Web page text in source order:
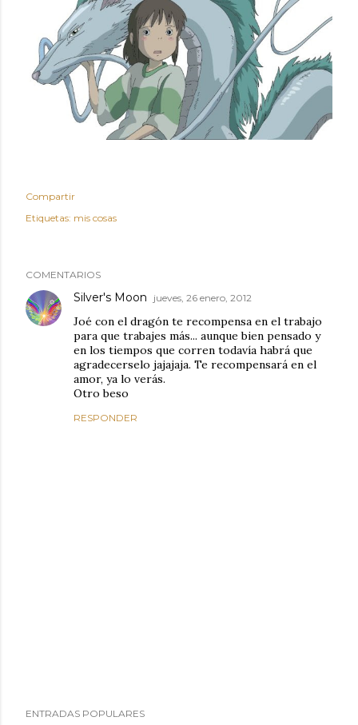
Compartir
Etiquetas: mis cosas
COMENTARIOS
Silver's Moon jueves, 26 enero, 2012
Joé con el dragón te recompensa en el trabajo
para que trabajes más... aunque bien pensado y
en los tiempos que corren todavía habrá que
agradecerselo jajajaja. Te recompensará en el
amor, ya lo verás.
Otro beso
RESPONDER
u
ENTRADAS POPULARES